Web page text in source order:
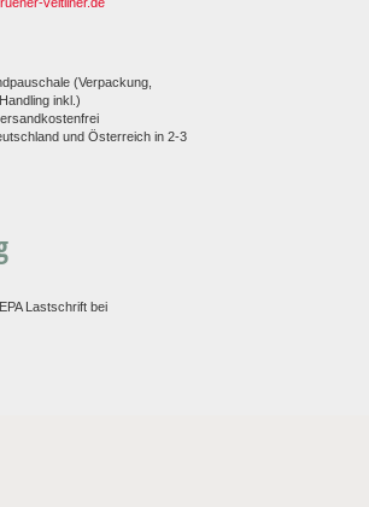
(Verpackung,
inkl.)
und Österreich in 2-3
Lastschrift bei